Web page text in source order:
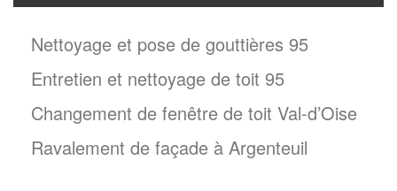
Nettoyage et pose de gouttières 95
Entretien et nettoyage de toit 95
Changement de fenêtre de toit Val-d’Oise
Ravalement de façade à Argenteuil